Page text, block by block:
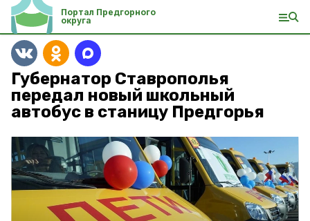
Портал Предгорного
округа
Губернатор Ставрополья
передал новый школьный
автобус в станицу Предгорья